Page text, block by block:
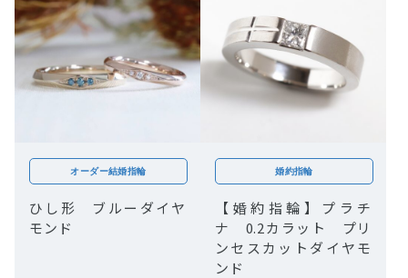
オーダー結婚指輪
ひし形 ブルーダイヤ
モンド
婚約指輪
【婚約指輪】プラチ
ナ 0.2カラット プリ
ンセスカットダイヤモ
ンド